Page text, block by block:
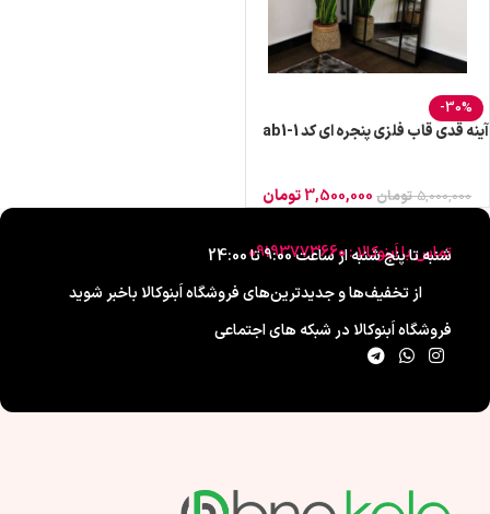
-30%
آینه قدی قاب فلزی پنجره ای کد ab1-1
5,000,000 تومان 3,500,000تومان
تماس با اَبنوکالا : 09193773660
شنبه تا پنج شنبه از ساعت 9:00 تا 24:00
از تخفیف‌ها و جدیدترین‌های فروشگاه اَبنوکالا باخبر شوید
فروشگاه اَبنوکالا در شبکه های اجتماعی